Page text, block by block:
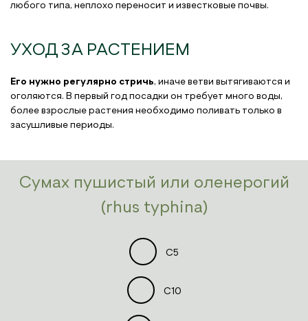
любого типа, неплохо переносит и известковые почвы.
УХОД ЗА РАСТЕНИЕМ
Его нужно регулярно стричь, иначе ветви вытягиваются и
оголяются. В первый год посадки он требует много воды,
более взрослые растения необходимо поливать только в
засушливые периоды.
Сумах пушистый или оленерогий
(rhus typhina)
C5
C10